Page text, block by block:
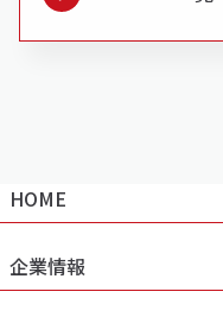
HOME
企業情報